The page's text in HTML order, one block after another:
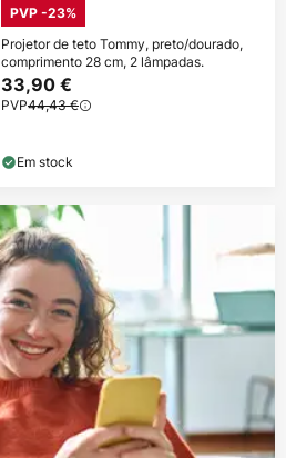
PVP -23%
Projetor de teto Tommy, preto/dourado,
comprimento 28 cm, 2 lâmpadas.
33,90 €
PVP44,43 €
Em stock